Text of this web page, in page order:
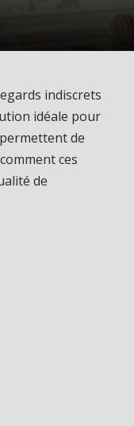
indiscrets
idéale pour
de
ces
de